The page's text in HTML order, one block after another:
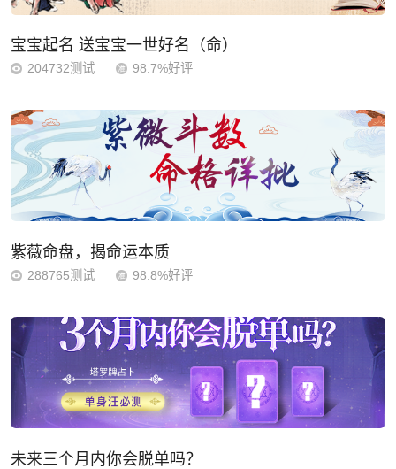
宝宝起名 送宝宝一世好名（命）
204732测试 98.7%好评
紫薇命盘，揭命运本质
288765测试 98.8%好评
未来三个月内你会脱单吗？